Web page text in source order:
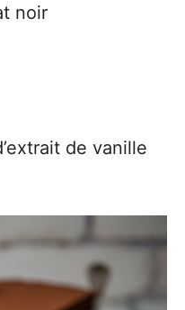
noir
de vanille